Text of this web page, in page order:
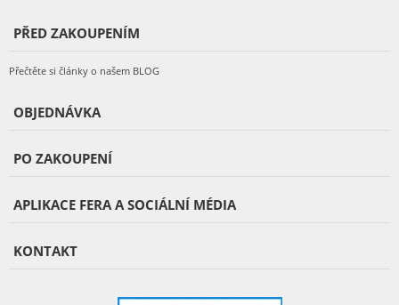
PŘED ZAKOUPENÍM
Přečtěte si články o našem BLOG
OBJEDNÁVKA
PO ZAKOUPENÍ
APLIKACE FERA A SOCIÁLNÍ MÉDIA
KONTAKT